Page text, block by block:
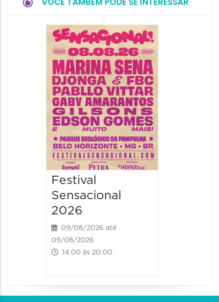
Festival
Sensacional
2026
09/08/2026 até
09/08/2026
14:00 às 20:00